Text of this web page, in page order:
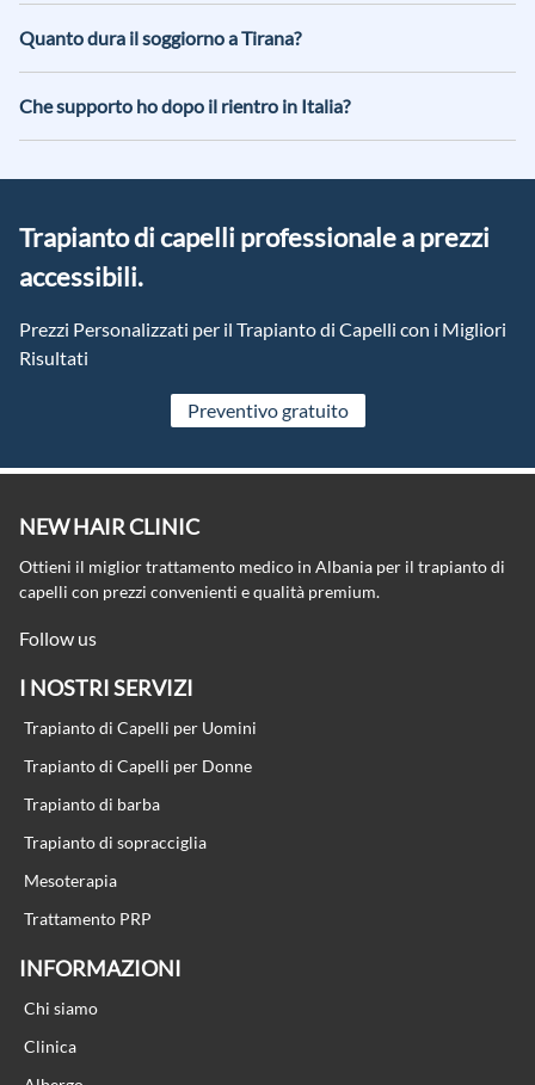
trasferimenti, oltre al follow-up. L'obiettivo è rendere il
turismo medico semplice e organizzato.
Quanto dura il soggiorno a Tirana?
il soggiorno per coprire intervento e controlli necessari, con
indicazioni chiare prima della partenza.
Che supporto ho dopo il rientro in Italia?
Trapianto di capelli professionale a prezzi
accessibili.
Prezzi Personalizzati per il Trapianto di Capelli con i Migliori
Risultati
Preventivo gratuito
NEW HAIR CLINIC
Ottieni il miglior trattamento medico in Albania per il trapianto di
capelli con prezzi convenienti e qualità premium.
Follow us
I NOSTRI SERVIZI
Trapianto di Capelli per Uomini
Trapianto di Capelli per Donne
Trapianto di barba
Trapianto di sopracciglia
Mesoterapia
Trattamento PRP
INFORMAZIONI
Chi siamo
Clinica